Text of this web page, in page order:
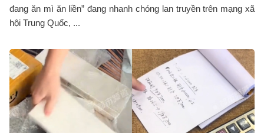
đang ăn mì ăn liền” đang nhanh chóng lan truyền trên mạng xã
hội Trung Quốc, ...